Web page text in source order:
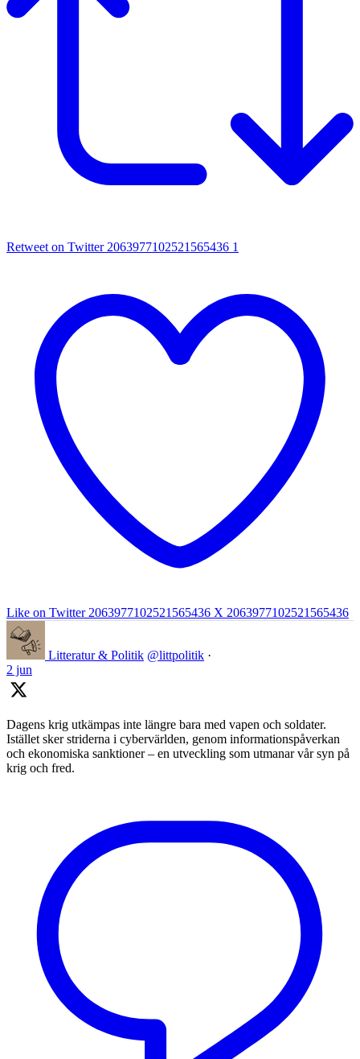
Retweet on Twitter 2063977102521565436 1
Like on Twitter 2063977102521565436 X 2063977102521565436
Litteratur & Politik @littpolitik ·
2 jun
Dagens krig utkämpas inte längre bara med vapen och soldater.
Istället sker striderna i cybervärlden, genom informationspåverkan
och ekonomiska sanktioner – en utveckling som utmanar vår syn på
krig och fred.